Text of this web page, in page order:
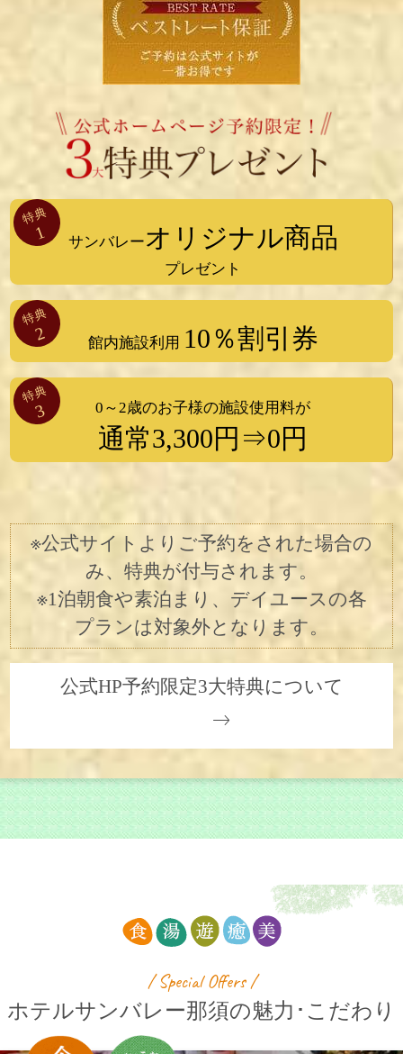
特典
1 サンバレーオリジナル商品
プレゼント
特典
2 館内施設利用 10％割引券
特典
3 0～2歳のお子様の施設使用料が
通常3,300円⇒0円
※公式サイトよりご予約をされた場合の
み、特典が付与されます。
※1泊朝食や素泊まり、デイユースの各
プランは対象外となります。
公式HP予約限定3大特典について
/ Special Offers /
ホテルサンバレー那須の魅力･こだわり